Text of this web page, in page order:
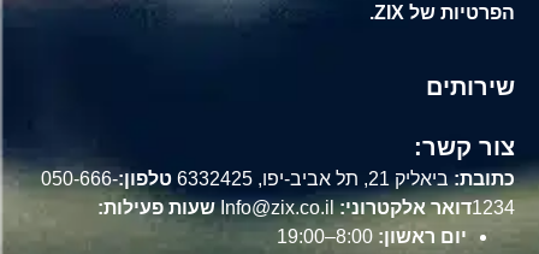
הפרטיות של ZIX.
שירותים
צור קשר:
כתובת:ביאליק 21, תל אביב-יפו, 6332425 טלפון:050-666-
1234דואר אלקטרוני:Info@zix.co.il
שעות פעילות:
יום ראשון: